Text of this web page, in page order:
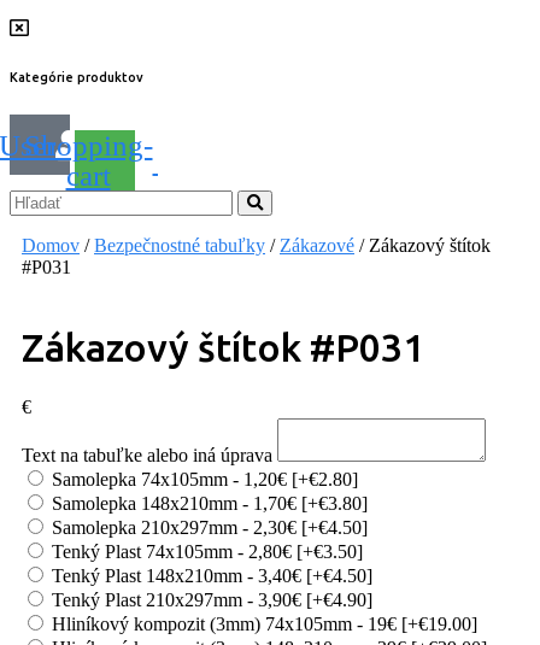
Kategórie produktov
Shopping-
cart
Domov /Bezpečnostné tabuľky / Zákazové / Zákazový štítok
#P031
Zákazový štítok #P031
€
Text na tabuľke alebo iná úprava
Samolepka 74x105mm - 1,20€ [+€2.80]
Samolepka 148x210mm - 1,70€ [+€3.80]
Samolepka 210x297mm - 2,30€ [+€4.50]
Tenký Plast 74x105mm - 2,80€ [+€3.50]
Tenký Plast 148x210mm - 3,40€ [+€4.50]
Tenký Plast 210x297mm - 3,90€ [+€4.90]
Hliníkový kompozit (3mm) 74x105mm - 19€ [+€19.00]